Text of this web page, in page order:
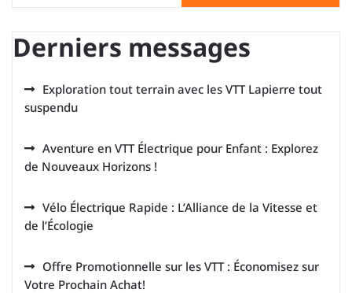
Derniers messages
Exploration tout terrain avec les VTT Lapierre tout
suspendu
Aventure en VTT Électrique pour Enfant : Explorez
de Nouveaux Horizons !
Vélo Électrique Rapide : L’Alliance de la Vitesse et
de l’Écologie
Offre Promotionnelle sur les VTT : Économisez sur
Votre Prochain Achat!